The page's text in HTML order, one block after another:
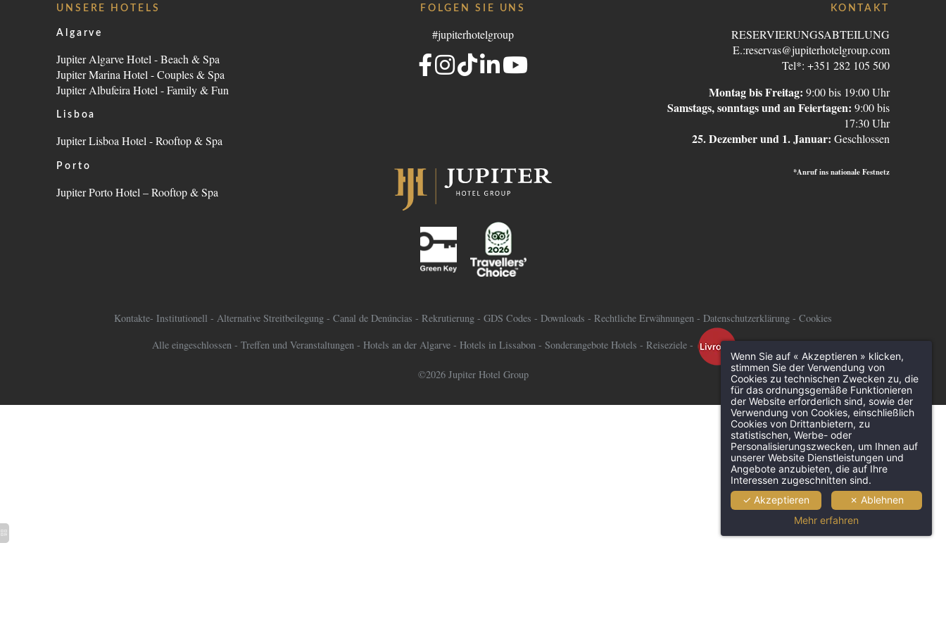
UNSERE HOTELS
Algarve
Jupiter Algarve Hotel - Beach & Spa
Jupiter Marina Hotel - Couples & Spa
Jupiter Albufeira Hotel - Family & Fun
Lisboa
Jupiter Lisboa Hotel - Rooftop & Spa
Porto
Jupiter Porto Hotel – Rooftop & Spa
FOLGEN SIE UNS
#jupiterhotelgroup
KONTAKT
RESERVIERUNGSABTEILUNG
E.:reservas@jupiterhotelgroup.com
Tel*: +351 282 105 500
Montag bis Freitag: 9:00 bis 19:00 Uhr
Samstags, sonntags und an Feiertagen: 9:00 bis
17:30 Uhr
25. Dezember und 1. Januar: Geschlossen
*Anruf ins nationale Festnetz
Kontakte- Institutionell - Alternative Streitbeilegung - Canal de Denúncias - Rekrutierung - GDS Codes - Downloads - Rechtliche Erwähnungen - Datenschutzerklärung - Cookies
Alle eingeschlossen- Treffen und Veranstaltungen- Hotels an der Algarve- Hotels in Lissabon- Sonderangebote Hotels - Reiseziele-
©2026 Jupiter Hotel Group
NACHHALTIGKEIT
Wenn Sie auf « Akzeptieren » klicken,
stimmen Sie der Verwendung von
Cookies zu technischen Zwecken zu, die
für das ordnungsgemäße Funktionieren
der Website erforderlich sind, sowie der
Verwendung von Cookies, einschließlich
Cookies von Drittanbietern, zu
statistischen, Werbe- oder
Personalisierungszwecken, um Ihnen auf
unserer Website Dienstleistungen und
Angebote anzubieten, die auf Ihre
Interessen zugeschnitten sind.
✓ Akzeptieren
✗ Ablehnen
Mehr erfahren